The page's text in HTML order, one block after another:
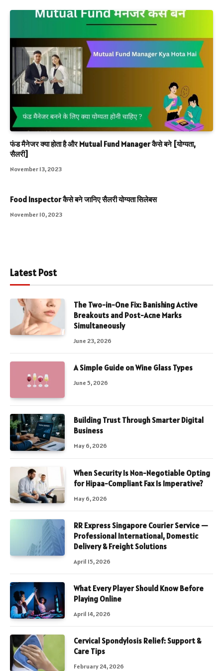
फंड मैनेजर क्या होता है और Mutual Fund Manager कैसे बने [योग्यता,
सैलरी]
November 13, 2023
Food Inspector कैसे बने जानिए सैलरी योग्यता सिलेबस
November 10, 2023
Latest Post
The Two-in-One Fix: Banishing Active
Breakouts and Post-Acne Marks
Simultaneously
June 23, 2026
A Simple Guide on Wine Glass Types
June 5, 2026
Building Trust Through Smarter Digital
Business
May 6, 2026
When Security Is Non-Negotiable Opting
for Hipaa-Compliant Fax Is Imperative?
May 6, 2026
RR Express Singapore Courier Service —
Professional International, Domestic
Delivery & Freight Solutions
April 15, 2026
What Every Player Should Know Before
Playing Online
April 14, 2026
Cervical Spondylosis Relief: Support &
Care Tips
February 24, 2026